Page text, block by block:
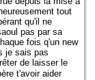
tout
qu'il ne
pas par sa
fois q'un new
je sais pas
de laisser le
t'avoir aider